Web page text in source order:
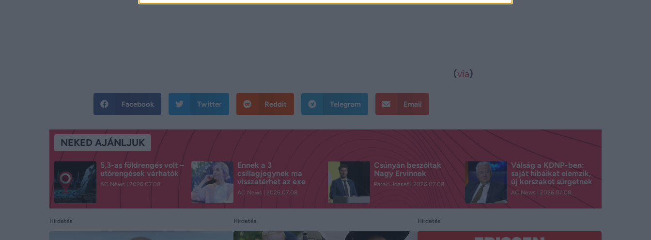
(via)
Facebook Twitter Reddit Telegram Email
NEKED AJÁNLJUK
5,3-as földrengés volt –
utórengések várhatók
AC News 2026.07.08.
Ennek a 3
csillagjegynek ma
visszatérhet az exe
AC News 2026.07.08.
Csúnyán beszóltak
Nagy Ervinnek
Pataki József 2026.07.08.
Válság a KDNP-ben:
saját hibáikat elemzik,
új korszakot sürgetnek
AC News 2026.07.08.
Hirdetés Hirdetés Hirdetés